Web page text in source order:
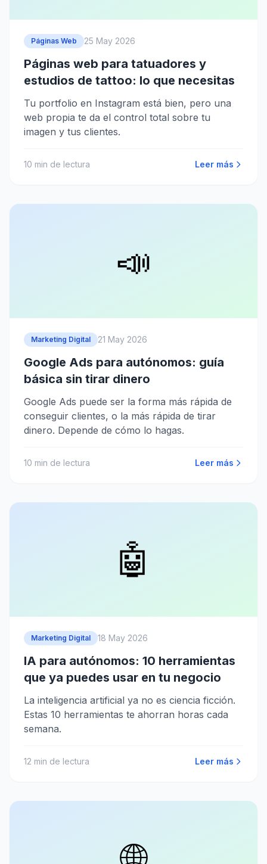
Páginas Web 25 May 2026
Páginas web para tatuadores y
estudios de tattoo: lo que necesitas
Tu portfolio en Instagram está bien, pero una
web propia te da el control total sobre tu
imagen y tus clientes.
10 min de lectura Leer más
📣
Marketing Digital 21 May 2026
Google Ads para autónomos: guía
básica sin tirar dinero
Google Ads puede ser la forma más rápida de
conseguir clientes, o la más rápida de tirar
dinero. Depende de cómo lo hagas.
10 min de lectura Leer más
🤖
Marketing Digital 18 May 2026
IA para autónomos: 10 herramientas
que ya puedes usar en tu negocio
La inteligencia artificial ya no es ciencia ficción.
Estas 10 herramientas te ahorran horas cada
semana.
12 min de lectura Leer más